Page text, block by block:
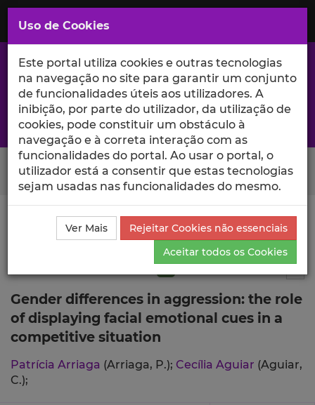
Saltar
para
Conteúdo
Principal
A excelência da investigação e ciência no Iscte
Search Button
Ciência_Iscte Publicações
Descrição Detalhada da
Publicação
Gender differences in aggression: the role
of displaying facial emotional cues in a
competitive situation
Patrícia Arriaga (Arriaga, P.); Cecília Aguiar (Aguiar,
C.);
Uso de Cookies
Este portal utiliza cookies e outras tecnologias
na navegação no site para garantir um conjunto
de funcionalidades úteis aos utilizadores. A
inibição, por parte do utilizador, da utilização de
cookies, pode constituir um obstáculo à
navegação e à correta interação com as
funcionalidades do portal. Ao usar o portal, o
utilizador está a consentir que estas tecnologias
sejam usadas nas funcionalidades do mesmo.
Ver Mais
Rejeitar Cookies não essenciais
Aceitar todos os Cookies